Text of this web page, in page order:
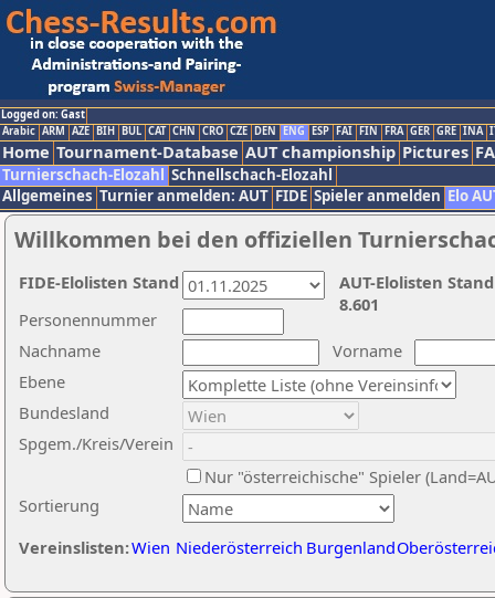
Logged on: Gast
Arabic ARM AZE BIH BUL CAT CHN CRO CZE DEN ENG ESP FAI FIN FRA GER GRE INA
Home Tournament-Database AUT championship Pictures
Turnierschach-Elozahl Schnellschach-Elozahl
Allgemeines Turnier anmelden: AUT FIDE Spieler anmelden Elo
Willkommen bei den offiziellen
Nachname
Vorname
Ebene
Sortierung
Personennummer
Bundesland
Spgem./Kreis/Verein
Nur "österreichische" Spieler
Vereinslisten:Wien Niederösterreich Burgenland
AUT-Elolisten
8.601
FIDE-Elolisten Stand